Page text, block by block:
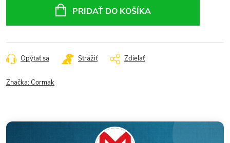
PRIDAŤ DO KOŠÍKA
Opýtať sa Strážiť Zdieľať
Značka:Cormak